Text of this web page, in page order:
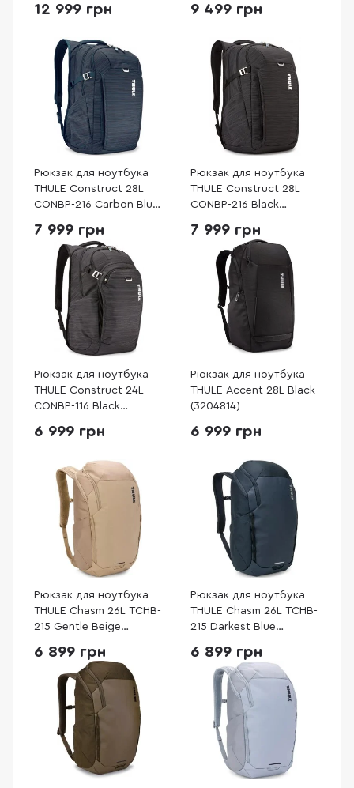
(3205262)
12 999 грн 9 499 грн
Рюкзак для ноутбука
THULE Construct 28L
CONBP-216 Carbon Blue
7 999 грн
Рюкзак для ноутбука
THULE Construct 28L
CONBP-216 Black
7 999 грн
Рюкзак для ноутбука
THULE Construct 24L
CONBP-116 Black
6 999 грн
Рюкзак для ноутбука
THULE Accent 28L Black
(3204814)
6 999 грн
Рюкзак для ноутбука
THULE Chasm 26L TCHB-
215 Gentle Beige
6 899 грн
Рюкзак для ноутбука
THULE Chasm 26L TCHB-
215 Darkest Blue
6 899 грн